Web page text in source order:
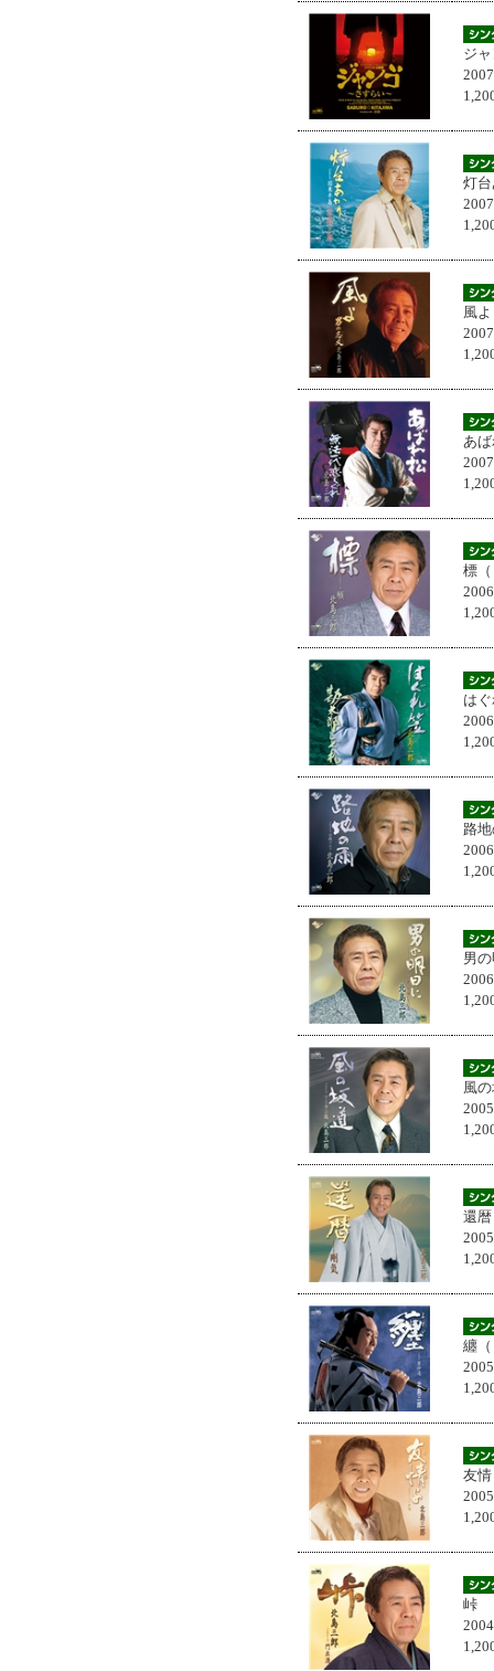
ジ
灯
風よ
あ
標
は
路
男
風
還暦
纏
友
峠